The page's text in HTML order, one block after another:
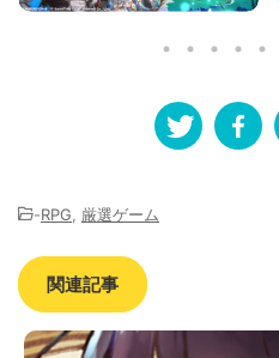
-RPG 厳選ゲーム
関連記事